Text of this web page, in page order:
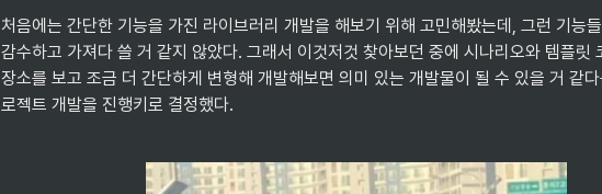
처음에는 간단한 기능을 가진 라이브러리 개발을 해보기 위해 고민해봤는데, 그런 기능
감수하고 가져다 쓸 거 같지 않았다. 그래서 이것저것 찾아보던 중에 시나리오와 템플릿
장소를 보고 조금 더 간단하게 변형해 개발해보면 의미 있는 개발물이 될 수 있을 거 같
로젝트 개발을 진행키로 결정했다.